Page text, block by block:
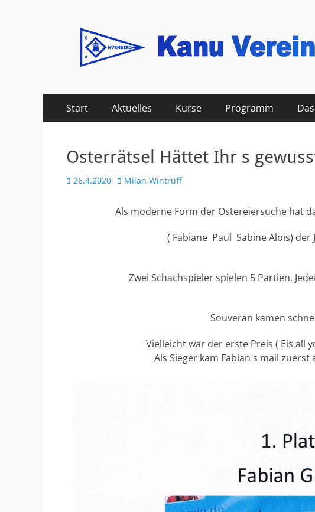
Kanu Verein Nuernberg
Primäres
Menü
Inhalt
Start Aktuelles Kurse Programm
Osterrätsel Hättet Ihr s
Veröffentlicht
26.4.2020 Autor
Milan Wintruff
Als moderne Form der Ostereiersuche hat
( Fabiane Paul Sabine Alois) der
Zwei Schachspieler spielen 5 Partien.
Souverän kamen
Vielleicht war der erste Preis ( Eis all
Als Sieger kam Fabian s mail